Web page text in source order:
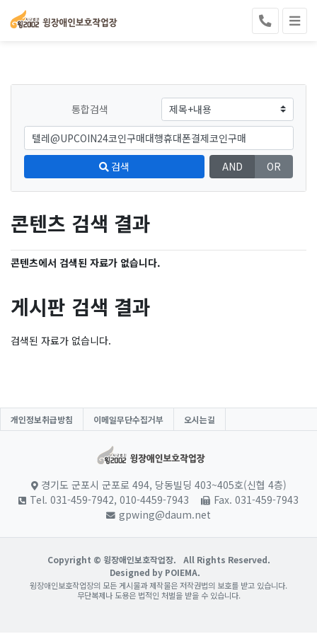
통합검색
검색 AND OR
콘텐츠 검색 결과
콘텐츠에서 검색된 자료가 없습니다.
게시판 검색 결과
검색된 자료가 없습니다.
개인정보취급방침 이메일무단수집거부 오시는길
경기도 군포시 군포로 494, 당동빌딩 403~405호(신협 4층)
Tel. 031-459-7942, 010-4459-7943
Fax. 031-459-7943
gpwing@daum.net
Copyright © 윙장애인보호작업장.
All Rights Reserved.
Designed by POIEMA.
윙장애인보호작업장의 모든 게시물과 제작물은 저작권법의 보호를 받고 있습니다.
무단복제나 도용은 법적인 처벌을 받을 수 있습니다.